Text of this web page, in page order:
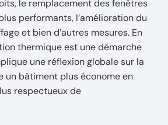
le remplacement des fenêtres
performants, l’amélioration du
et bien d’autres mesures. En
thermique est une démarche
une réflexion globale sur la
un bâtiment plus économe en
respectueux de